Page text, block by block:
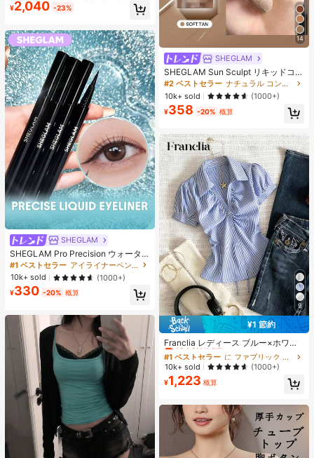
ートスタイル 水玉模様 メッシュ フ
リル パフスリーブ クロップトップ
ップス 半袖 ドット柄 ショート丈 透
け感 シースルー ガーリー 大人可愛
い フェミニン 春夏
¥2,040 -23%
SHEGLAM
SHEGLAM Pro Precision ウォータ
ープルーフリキッドアイライナー-Bl
ack 女性と女の子のためのブランド
ビューティーコスメメイクアップ
#1 ベストセラー
アイライナーペンシル アイライナー
10k+ sold
(1000+)
¥330 -20% 概算
14
SHEGLAM
SHEGLAM Sun Sculpt リキッドコン
ター-Soft Tan ノーズシャドウ シェ
ーディング 女性と女の子のためのブ
ランドビューティーコスメメイクア
ップ
#2 ベストセラー
ナチュラル コントゥア＆ブロンザー
10k+ sold
(1000+)
¥358 -20% 概算
9
¥1 節約
Franclia レディース ブルー×ホワイ
ト ストライプ ボタン付きシャーリン
グ Vネックシャツ 夏向け エフォート
レスシック ブラウス 通学・新学期向
け 春カジュアル
#1 ベストセラー
に ファブリック 柔らかなオフィスブラウス
売り切れ間近！
#1 ベストセラー
売り切れ間近！
#1 ベストセラー
売り切れ間近！
#1 ベストセラー
に ファブリック 柔らかなオフィスブラウス
10k+ sold (1000+)
¥1,223 概算